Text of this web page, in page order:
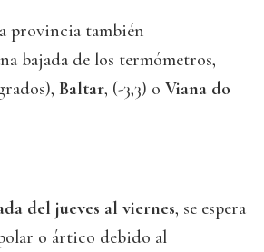
provincia también
bajada de los termómetros,
Baltar, (-3,3) o Viana do
del jueves al viernes, se espera
o ártico debido al